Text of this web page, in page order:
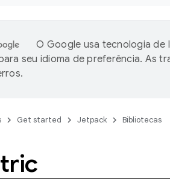
O Google usa tecnologia de
seu idioma de preferência. As
Get started Jetpack Bibliotecas